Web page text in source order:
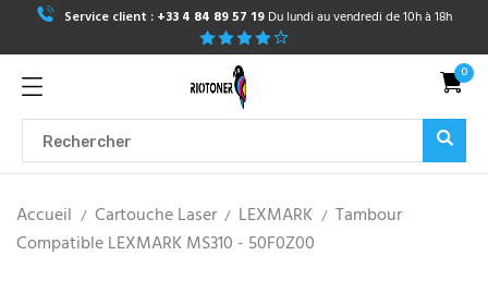
Service client : +33 4 84 89 57 19 Du lundi au vendredi de 10h à 18h
0
Accueil Cartouche Laser LEXMARK
Tambour
Compatible LEXMARK MS310 - 50F0Z00